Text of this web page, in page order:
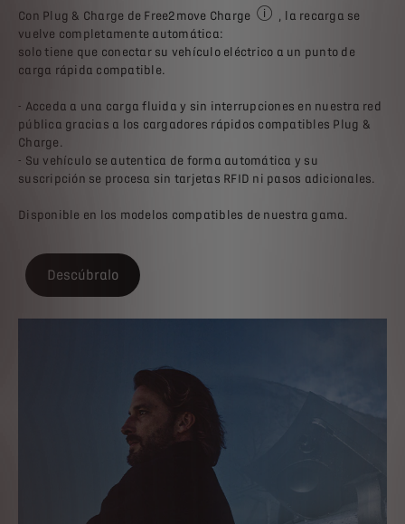
Con Plug & Charge de Free2move Charge
, la recarga se
vuelve completamente automática:
solo tiene que conectar su vehículo eléctrico a un punto de
carga rápida compatible.
- Acceda a una carga fluida y sin interrupciones en nuestra red
pública gracias a los cargadores rápidos compatibles Plug &
Charge.
- Su vehículo se autentica de forma automática y su
suscripción se procesa sin tarjetas RFID ni pasos adicionales.
Disponible en los modelos compatibles de nuestra gama.
Descúbralo